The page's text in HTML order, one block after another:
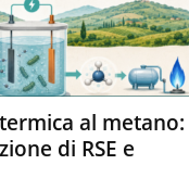
al metano:
di RSE e